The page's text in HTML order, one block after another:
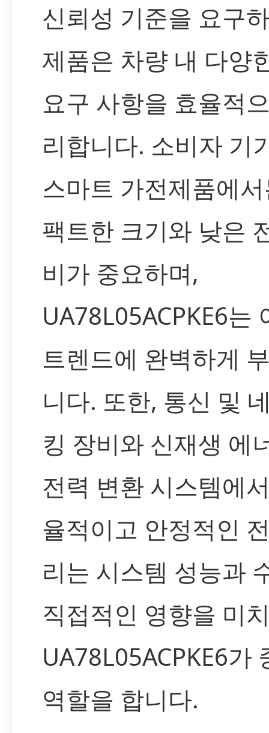
신뢰성 기준을 요구
제품은 차량 내 다양
요구 사항을 효율적
리합니다. 소비자 기
스마트 가전제품에
팩트한 크기와 낮은
비가 중요하며,
UA78L05ACPKE6는
트렌드에 완벽하게
니다. 또한, 통신 및
킹 장비와 신재생 에
전력 변환 시스템에
율적이고 안정적인
리는 시스템 성능과
직접적인 영향을 미
UA78L05ACPKE6가
역할을 합니다.